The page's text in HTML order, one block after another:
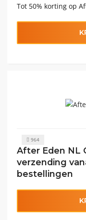
Tot 50% korting op
964
After Eden NL
verzending
bestellingen